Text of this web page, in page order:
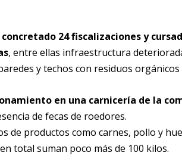
24 fiscalizaciones y
, entre ellas infraestructura
y techos con residuos
en una carnicería de la
de fecas de roedores.
de productos como carnes, pollo y
total suman poco más de 100 kilos.